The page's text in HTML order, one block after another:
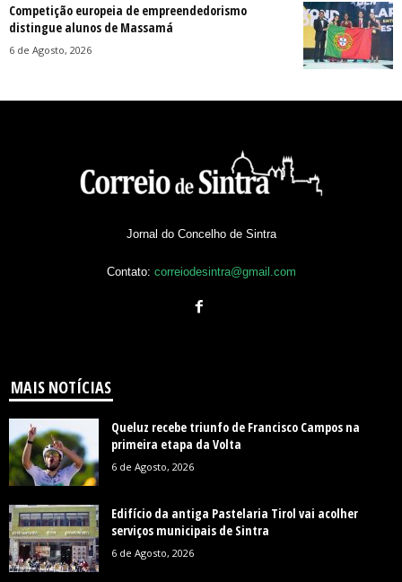
Competição europeia de empreendedorismo
distingue alunos de Massamá
6 de Agosto, 2026
Jornal do Concelho de Sintra
Contato: correiodesintra@gmail.com
MAIS NOTÍCIAS
Queluz recebe triunfo de Francisco Campos na
primeira etapa da Volta
6 de Agosto, 2026
Edifício da antiga Pastelaria Tirol vai acolher
serviços municipais de Sintra
6 de Agosto, 2026